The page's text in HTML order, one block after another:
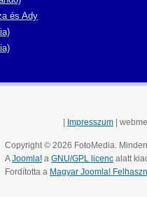
és Ady
Impresszum |
Copyright © 2026 FotoMedia.
AJoomla! a GNU/GPL licenc alatt
Fordította a Magyar Joomla!